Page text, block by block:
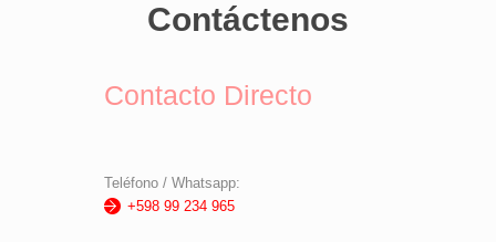
Contáctenos
Contacto Directo
Teléfono / Whatsapp:
+598 99 234 965